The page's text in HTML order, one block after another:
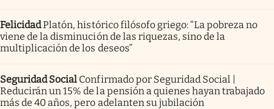
FelicidadPlatón, histórico filósofo griego: “La pobreza no
viene de la disminución de las riquezas, sino de la
multiplicación de los deseos”
Seguridad Social Confirmado por Seguridad Social |
Reducirán un 15% de la pensión a quienes hayan trabajado
más de 40 años, pero adelanten su jubilación